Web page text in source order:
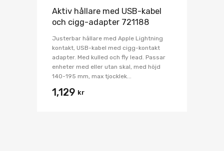
Aktiv hållare med USB-kabel
och cigg-adapter 721188
Justerbar hållare med Apple Lightning
kontakt, USB-kabel med cigg-kontakt
adapter. Med kulled och fly lead. Passar
enheter med eller utan skal, med höjd
140-195 mm, max tjocklek...
1,129 kr